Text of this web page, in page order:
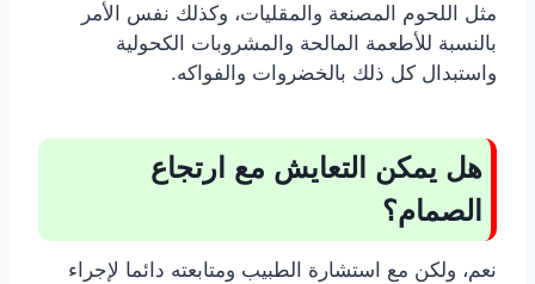
مثل اللحوم المصنعة والمقليات، وكذلك نفس الأمر
بالنسبة للأطعمة المالحة والمشروبات الكحولية
واستبدال كل ذلك بالخضروات والفواكه.
هل يمكن التعايش مع ارتجاع
الصمام؟
نعم، ولكن مع استشارة الطبيب ومتابعته دائما لإجراء